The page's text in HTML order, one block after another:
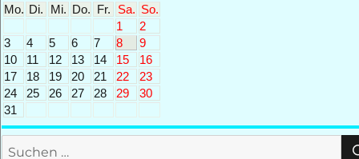
Mo. Di. Mi. Do. Fr. Sa. So.
1
2
3
4 5 6 7 8
9
10
11 12 13 14 15
16
17
18 19 20 21 22
23
24
25 26 27 28 29
30
31
Suchen